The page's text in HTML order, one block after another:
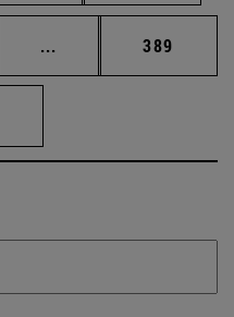
... Páginas intermedias
Página
389